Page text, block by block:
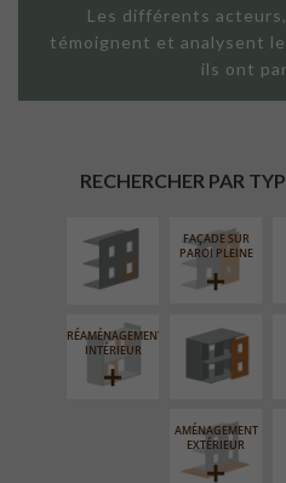
Les différents
témoignent et analysent
ils ont
RECHERCHER PAR
EXTÉRIEURE
FAÇADE SUR
PAROI PLEINE
RÉAMÉNAGEMENT
INTÉRIEUR
FERMETURE
LOGGIAS
AMÉNAGEMENT
EXTÉRIEUR